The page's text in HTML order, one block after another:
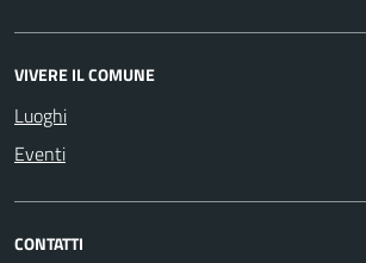
VIVERE IL COMUNE
Luoghi
Eventi
CONTATTI